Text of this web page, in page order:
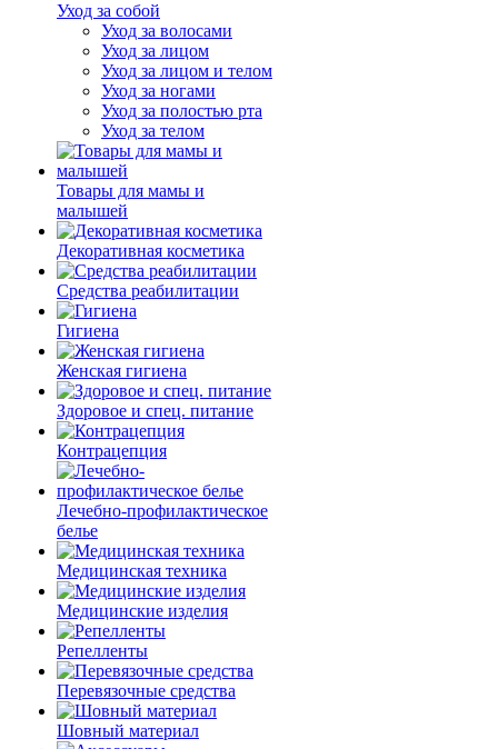
Уход за собой
Уход за волосами
Уход за лицом
Уход за лицом и телом
Уход за ногами
Уход за полостью рта
Уход за телом
Товары для мамы и
малышей
Декоративная косметика
Средства реабилитации
Гигиена
Женская гигиена
Здоровое и спец. питание
Контрацепция
Лечебно-профилактическое
белье
Медицинская техника
Медицинские изделия
Репелленты
Перевязочные средства
Шовный материал